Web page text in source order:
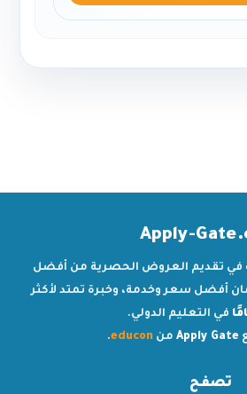
Apply-
تقديم العروض الحصرية من أفضل
أفضل سعر وخدمة، وخبرة تمتد لأكثر
في التعليم الدولي.
Apply Gate من educon
.
تصفح